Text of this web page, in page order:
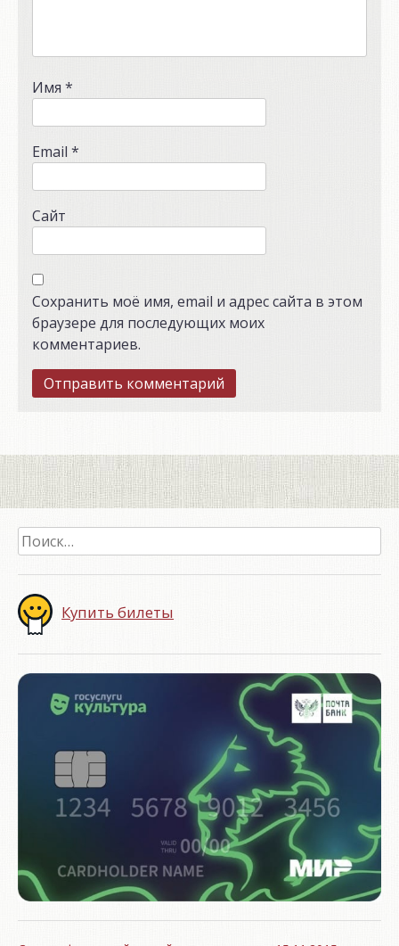
Имя *
Email *
Сайт
Сохранить моё имя, email и адрес сайта в этом
браузере для последующих моих
комментариев.
Найти:
Купить билеты